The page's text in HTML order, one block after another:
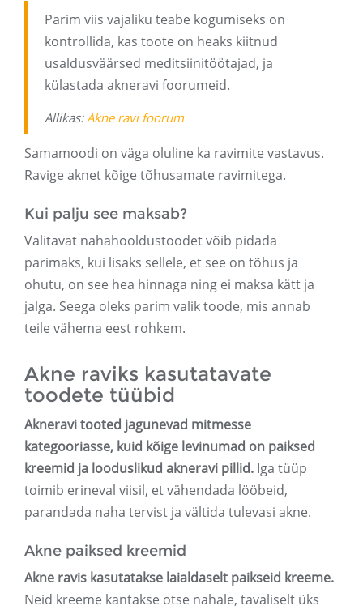
Parim viis vajaliku teabe kogumiseks on
kontrollida, kas toote on heaks kiitnud
usaldusväärsed meditsiinitöötajad, ja
külastada akneravi foorumeid.
Allikas:Akne ravi foorum
Samamoodi on väga oluline ka ravimite vastavus.
Ravige aknet kõige tõhusamate ravimitega.
Kui palju see maksab?
Valitavat nahahooldustoodet võib pidada
parimaks, kui lisaks sellele, et see on tõhus ja
ohutu, on see hea hinnaga ning ei maksa kätt ja
jalga. Seega oleks parim valik toode, mis annab
teile vähema eest rohkem.
Akne raviks kasutatavate
toodete tüübid
Akneravi tooted jagunevad mitmesse
kategooriasse, kuid kõige levinumad on paiksed
kreemid ja looduslikud akneravi pillid. Iga tüüp
toimib erineval viisil, et vähendada lööbeid,
parandada naha tervist ja vältida tulevasi akne.
Akne paiksed kreemid
Akne ravis kasutatakse laialdaselt paikseid kreeme.
Neid kreeme kantakse otse nahale, tavaliselt üks